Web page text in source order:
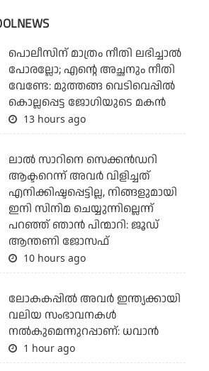
പൊലീസിന് മാത്രം നീതി ലഭിച്ചാല്‍
പോരല്ലോ; എന്റെ അച്ഛനും നീതി
വേണ്ടേ: മുത്തങ്ങ വെടിവെപ്പില്‍
കൊല്ലപ്പെട്ട ജോഗിയുടെ മകന്‍
13 hours ago
ലാല്‍ സാറിനെ സെക്കന്‍ഡറി
ആക്ടറെന്ന് അവര്‍ വിളിച്ചത്
എനിക്കിഷ്ടപ്പെട്ടില്ല, നിങ്ങളുമായി
ഇനി സിനിമ ചെയ്യുന്നില്ലെന്ന്
പറഞ്ഞ് ഞാന്‍ പിന്മാറി: ജൂഡ്
ആന്തണി ജോസഫ്
10 hours ago
ലോകകപ്പിൽ അവര്‍ ഇന്ത്യക്കായി
വലിയ സംഭാവനകള്‍
നല്‍കുമെന്നുറപ്പാണ്: ധവാന്‍
1 hour ago